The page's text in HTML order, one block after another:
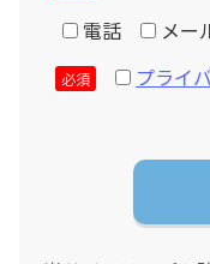
電話
メー
必須 プライ